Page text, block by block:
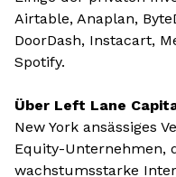
Airtable, Anaplan,
DoorDash, Instacart,
Spotify.
Über Left Lane
New York ansässiges
Equity-Unternehmen,
wachstumsstarke